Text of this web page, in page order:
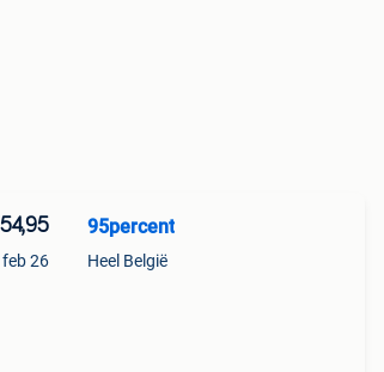
feb 26
95percent
Heel België